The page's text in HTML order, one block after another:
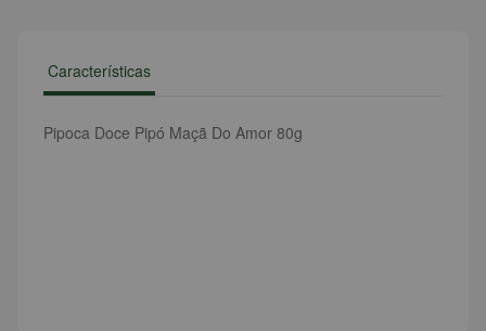
Características
Pipoca Doce Pipó Maçã Do Amor 80g